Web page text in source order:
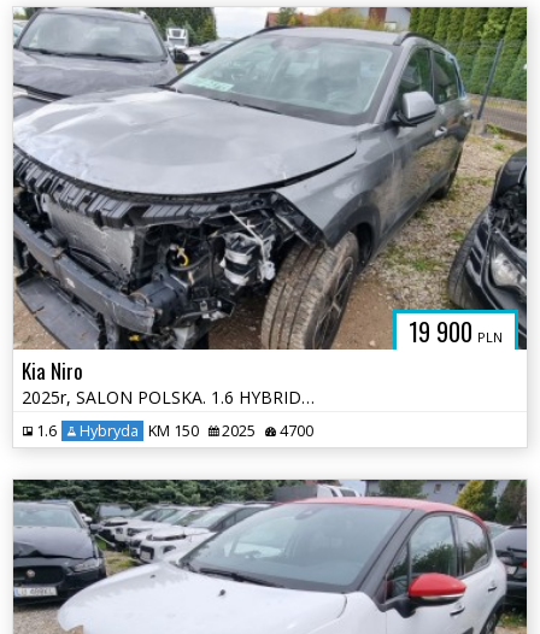
19 900 PLN
Kia Niro
2025r, SALON POLSKA. 1.6 HYBRID. AUT. Uszkodzony tył i lekko przód.
1.6 Hybryda KM 150 2025 4700